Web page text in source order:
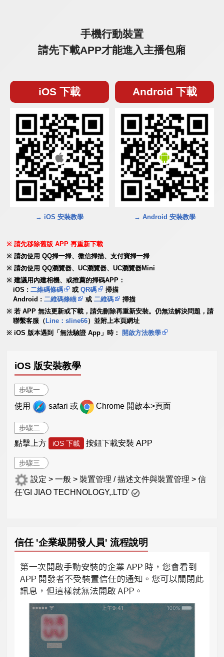
手機行動裝置
請先下載APP才能進入主播包廂
iOS 下載
→ iOS 安裝教學
Android 下載
→ Android 安裝教學
請先移除舊版 APP 再重新下載
請勿使用 QQ掃一掃、微信掃描、支付寶掃一掃
請勿使用 QQ瀏覽器、UC瀏覽器、UC瀏覽器Mini
建議用內建相機、或推薦的掃碼APP：
iOS :二維碼條碼 或QR碼
掃描
Android :二維碼條瞄 或二維碼
掃描
若 APP 無法更新或下載，請先刪除再重新安裝。仍無法解決問題，請
聯繫客服（ Line：sline66）並附上本頁網址
iOS 版本遇到「無法驗證 App」時：
開啟方法教學
iOS 版安裝教學
步驟一
使用 safari 或 Chrome 開啟本>頁面
步驟二
點擊上方 iOS 下載 按鈕下載安裝 APP
步驟三
設定 > 一般 > 裝置管理 / 描述文件與裝置管理 > 信
任'GI JIAO TECHNOLOGY,.LTD'
信任 '企業級開發人員' 流程說明